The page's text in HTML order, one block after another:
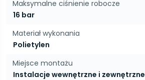
Maksymalne ciśnienie robocze
16 bar
Materiał wykonania
Polietylen
Miejsce montażu
Instalacje wewnętrzne i zewnętrzne